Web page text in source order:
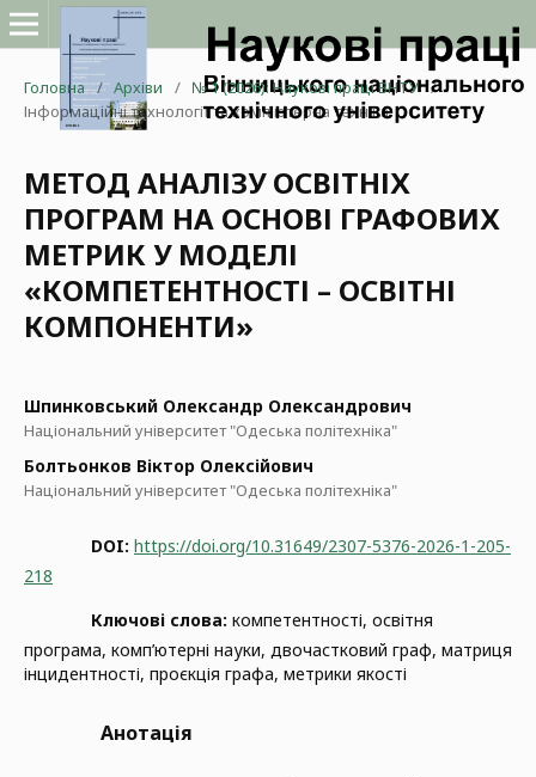
Головна / Архіви / № 1 (2026): Наукові праці ВНТУ /
Інформаційні технології та комп'ютерна техніка
МЕТОД АНАЛІЗУ ОСВІТНІХ
ПРОГРАМ НА ОСНОВІ ГРАФОВИХ
МЕТРИК У МОДЕЛІ
«КОМПЕТЕНТНОСТІ – ОСВІТНІ
КОМПОНЕНТИ»
Шпинковський Олександр Олександрович
Національний університет "Одеська політехніка"
Болтьонков Віктор Олексійович
Національний університет "Одеська політехніка"
DOI: https://doi.org/10.31649/2307-5376-2026-1-205-
218
Ключові слова: компетентності, освітня
програма, комп’ютерні науки, двочастковий граф, матриця
інцидентності, проєкція графа, метрики якості
Анотація